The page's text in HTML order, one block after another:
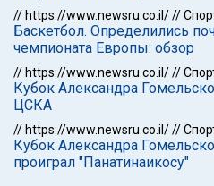
// https://www.newsru.co.il///
Баскетбол. Определились
чемпионата Европы: обзор
// https://www.newsru.co.il///
Кубок Александра
ЦСКА
// https://www.newsru.co.il///
Кубок Александра
проиграл "Панатинаикосу"